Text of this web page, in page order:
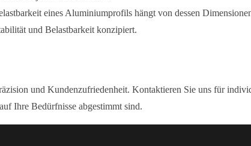
eines Aluminiumprofils hängt von dessen
und Belastbarkeit konzipiert.
und Kundenzufriedenheit. Kontaktieren Sie uns für
Ihre Bedürfnisse abgestimmt sind.